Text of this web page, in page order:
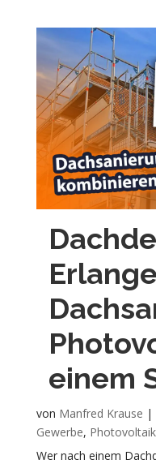
einem
von Manfred Krause |
Gewerbe, Photovoltaik
Wer nach einem